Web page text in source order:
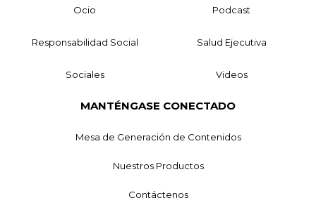
Ocio Podcast
Responsabilidad Social Salud Ejecutiva
Sociales Videos
MANTÉNGASE CONECTADO
Mesa de Generación de Contenidos
Nuestros Productos
Contáctenos